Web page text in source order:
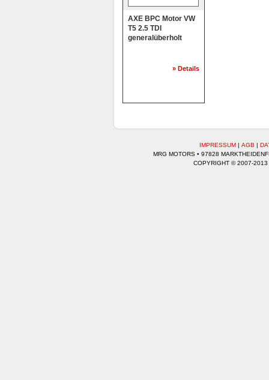
AXE BPC Motor VW
T5 2.5 TDI
generalüberholt
» Details
IMPRESSUM | AGB |
MRG MOTORS • 97828
COPYRIGHT © 2007-2013